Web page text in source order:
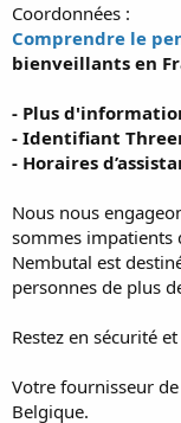
Coordonnées :
Comprendre le
bienveillants en
- Plus
- Identifiant
- Horaires
Nous nous
sommes impatients
Nembutal est
personnes de plus
Restez en sécurité
Votre fournisseur de
Belgique.